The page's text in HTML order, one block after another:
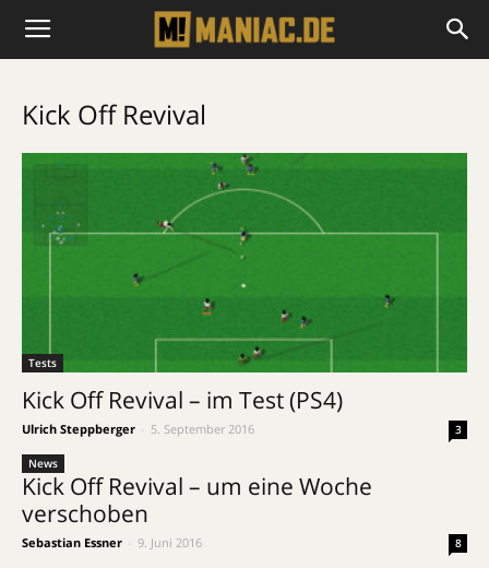
Kick Off Revival
Tests
Kick Off Revival – im Test (PS4)
Ulrich Steppberger 5. September 2016 3
News
Kick Off Revival – um eine Woche
verschoben
Sebastian Essner 9. Juni 2016 8